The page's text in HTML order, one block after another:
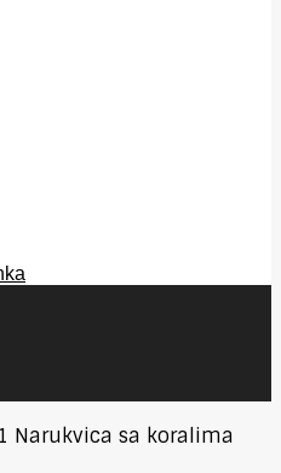
Narukvica sa koralima